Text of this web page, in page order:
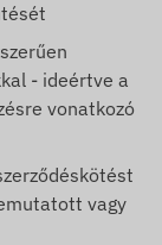
- ideértve a
vonatkozó
vagy